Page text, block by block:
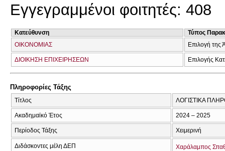
Εγγεγραμμένοι φοιτητές: 408
Κατεύθυνση
Τύπος
ΟΙΚΟΝΟΜΙΑΣ
Επιλογή της
ΔΙΟΙΚΗΣΗ ΕΠΙΧΕΙΡΗΣΕΩΝ Επιλογής
Πληροφορίες Τάξης
Τίτλος ΛΟΓΙΣΤΙΚΑ
Ακαδημαϊκό Έτος 2024 – 2025
Περίοδος Τάξης Χειμερινή
Διδάσκοντες μέλη ΔΕΠ Χαράλαμπος